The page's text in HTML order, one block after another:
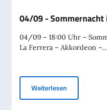
04/09 - Sommernacht
04/09 – 18:00 Uhr –
La Ferrera – Akkordeon –...
Weiterlesen